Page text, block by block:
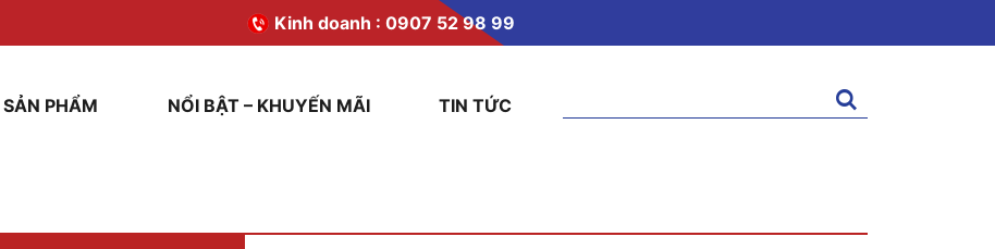
Kinh doanh : 0907 52 98 99
SẢN PHẨM NỔI BẬT – KHUYẾN MÃI TIN TỨC
kiếm: